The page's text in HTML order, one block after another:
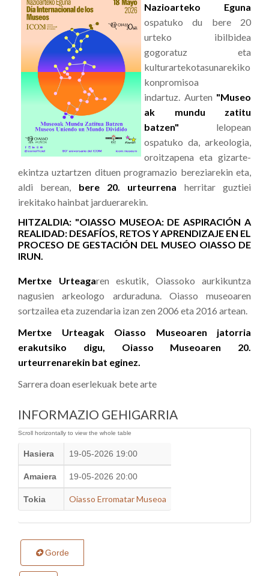
Nazioarteko Eguna
ospatuko du bere 20
urteko ibilbidea
gogoratuz eta
kulturartekotasunarekiko
konpromisoa
indartuz. Aurten "Museo
ak mundu zatitu
batzen" lelopean
ospatuko da, arkeologia,
oroitzapena eta gizarte-
ekintza uztartzen dituen programazio bereziarekin eta,
aldi berean, bere 20. urteurrena herritar guztiei
irekitako hainbat jarduerarekin.
HITZALDIA: "OIASSO MUSEOA: DE ASPIRACIÓN A
REALIDAD: DESAFÍOS, RETOS Y APRENDIZAJE EN EL
PROCESO DE GESTACIÓN DEL MUSEO OIASSO DE
IRUN.
Mertxe Urteagaren eskutik, Oiassoko aurkikuntza
nagusien arkeologo arduraduna. Oiasso museoaren
sortzailea eta zuzendaria izan zen 2006 eta 2016 artean.
Mertxe Urteagak Oiasso Museoaren jatorria
erakutsiko digu, Oiasso Museoaren 20.
urteurrenarekin bat eginez.
Sarrera doan eserlekuak bete arte
INFORMAZIO GEHIGARRIA
Hasiera 19-05-2026 19:00
Amaiera 19-05-2026 20:00
Tokia Oiasso Erromatar Museoa
Gorde